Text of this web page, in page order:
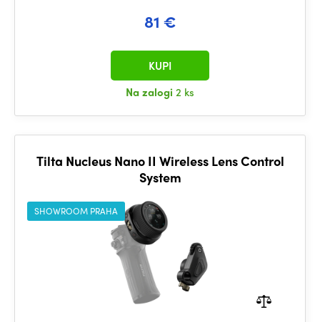
81 €
Na zalogi 2 ks
KUPI
Tilta Nucleus Nano II Wireless Lens Control
System
SHOWROOM PRAHA